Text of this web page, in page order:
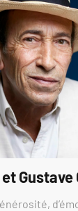
Gustave